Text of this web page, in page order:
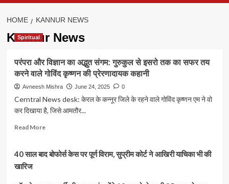
HOME KANNUR NEWS
Kannur News
Spiritual
परंपरा और विज्ञान का अद्भुत संगम: गुरुकुल से इसरो तक का सफर तय
करने वाले गोविंद कृष्णन की प्रेरणादायक कहानी
Avneesh Mishra June 24, 2025 0
Cerntral News desk: केरल के कन्नूर जिले के रहने वाले गोविंद कृष्णन एम ने वो
कर दिखाया है, जिसे आमतौर...
Read MoreRead
परंपरा
40 साल बाद बोफोर्स केस पर पूर्ण विराम, सुप्रीम कोर्ट ने आखिरी याचिका भी की
खारिज